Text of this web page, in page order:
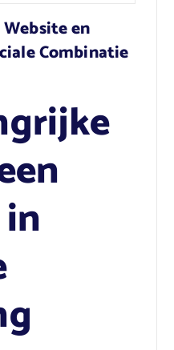
en
Combinatie